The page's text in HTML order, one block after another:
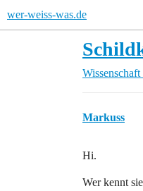
wer-weiss-was.de
Wissenschaft
Markuss
Hi.
Wer kennt